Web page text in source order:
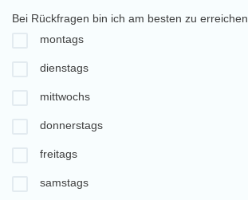
Bei Rückfragen bin ich am besten zu erreichen
montags
dienstags
mittwochs
donnerstags
freitags
samstags